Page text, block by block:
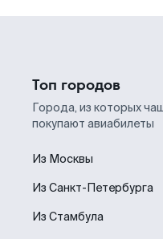
Топ городов
Города, из которых
покупают авиабилеты
Из Москвы
Из Санкт-Петербурга
Из Стамбула